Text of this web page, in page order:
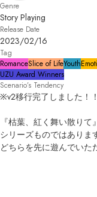
Genre
Story Playing
Release Date
2023/02/16
Tag
RomanceSlice of LifeYouth
UZU Award Winners
Scenario’s Tendency
※v2移行完了しました！！
『枯葉、紅く舞い散りて
シリーズものではありま
どちらを先に遊んでいた